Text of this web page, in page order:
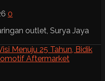
0
outlet, Surya Jaya